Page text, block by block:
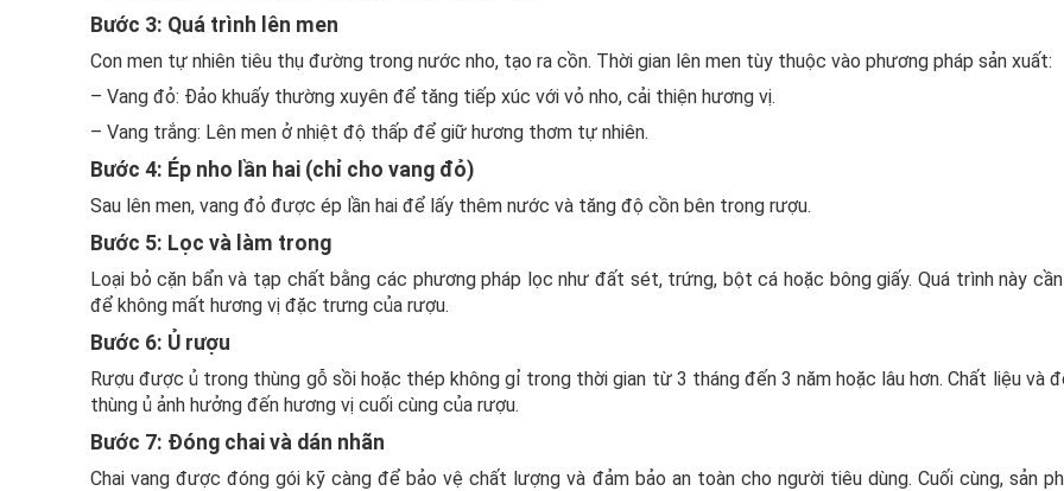
Bước 3: Quá trình lên men
Con men tự nhiên tiêu thụ đường trong nước nho, tạo ra cồn. Thời gian lên men tùy thuộc vào phương pháp sản xuất:
– Vang đỏ: Đảo khuấy thường xuyên để tăng tiếp xúc với vỏ nho, cải thiện hương vị.
– Vang trắng: Lên men ở nhiệt độ thấp để giữ hương thơm tự nhiên.
Bước 4: Ép nho lần hai (chỉ cho vang đỏ)
Sau lên men, vang đỏ được ép lần hai để lấy thêm nước và tăng độ cồn bên trong rượu.
Bước 5: Lọc và làm trong
Loại bỏ cặn bẩn và tạp chất bằng các phương pháp lọc như đất sét, trứng, bột cá hoặc bông giấy. Quá trình này
để không mất hương vị đặc trưng của rượu.
Bước 6: Ủ rượu
Rượu được ủ trong thùng gỗ sồi hoặc thép không gỉ trong thời gian từ 3 tháng đến 3 năm hoặc lâu hơn. Chất liệu và
thùng ủ ảnh hưởng đến hương vị cuối cùng của rượu.
Bước 7: Đóng chai và dán nhãn
Chai vang được đóng gói kỹ càng để bảo vệ chất lượng và đảm bảo an toàn cho người tiêu dùng. Cuối cùng, sản